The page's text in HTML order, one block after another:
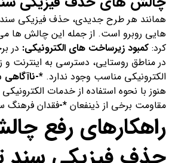
همانند هر طرح جدیدی، حذف فیزیکی
هایی روبرو است. از جمله این چالش ها
کرد: کمبود زیرساخت های الکترونیکی: در
در مناطق روستایی، دسترسی به اینترنت
الکترونیکی مناسب وجود ندارد. *-ناآگاهی
هنوز با نحوه استفاده از خدمات
مقاومت برخی از ذینفعان *-فقدان فرهنگ
راهکارهای رفع